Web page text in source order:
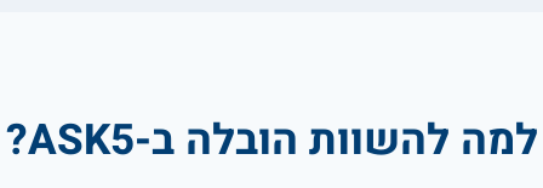
למה להשוות הובלה ב-ASK5?